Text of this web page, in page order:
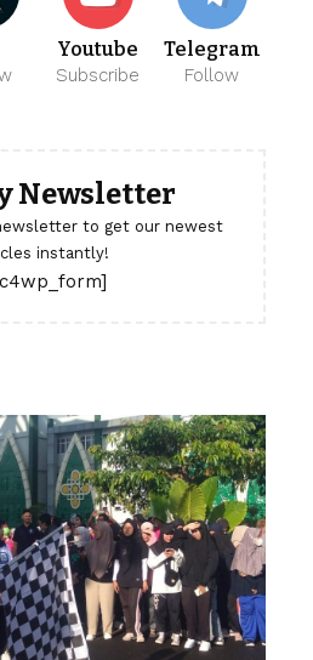
Youtube
Subscribe
Telegram
Follow
Newsletter
to get our newest
instantly!